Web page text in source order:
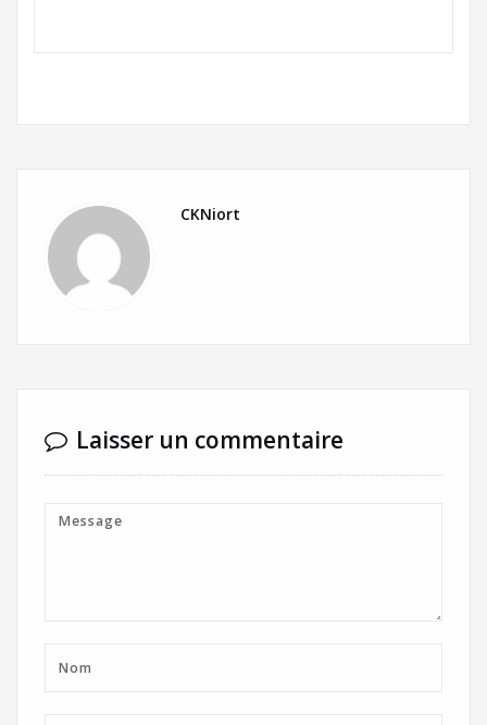
CKNiort
Laisser un commentaire